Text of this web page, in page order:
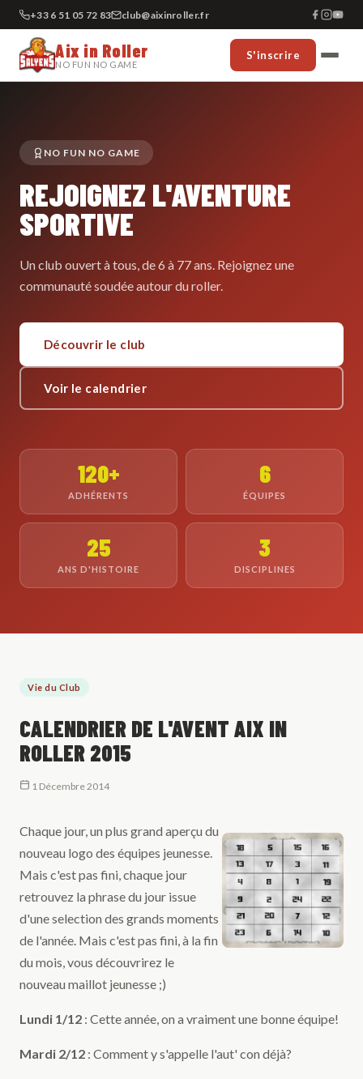
+33 6 51 05 72 83 club@aixinroller.fr
Aix in Roller
NO FUN NO GAME
S'inscrire
NO FUN NO GAME
REJOIGNEZ L'AVENTURE
SPORTIVE
Un club ouvert à tous, de 6 à 77 ans. Rejoignez une
communauté soudée autour du roller.
Découvrir le club
Voir le calendrier
120+
ADHÉRENTS
6
ÉQUIPES
25
ANS D'HISTOIRE
3
DISCIPLINES
Vie du Club
CALENDRIER DE L'AVENT AIX IN
ROLLER 2015
1 Décembre 2014
Chaque jour, un plus grand aperçu du
nouveau logo des équipes jeunesse.
Mais c'est pas fini, chaque jour
retrouvez la phrase du jour issue
d'une selection des grands moments
de l'année. Mais c'est pas fini, à la fin
du mois, vous découvrirez le
nouveau maillot jeunesse ;)
Lundi 1/12 : Cette année, on a vraiment une bonne équipe!
Mardi 2/12 : Comment y s'appelle l'aut' con déjà?